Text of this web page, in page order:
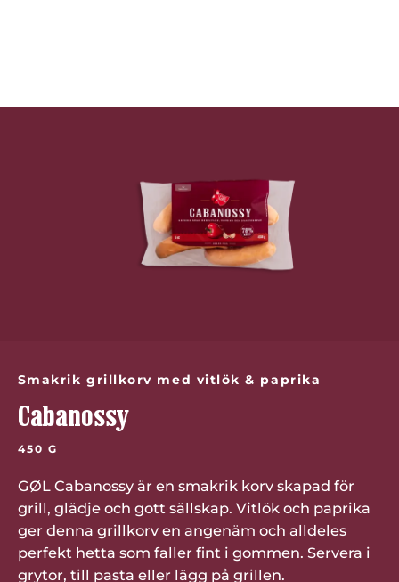
Smakrik grillkorv med vitlök & paprika
Cabanossy
450 G
GØL Cabanossy är en smakrik korv skapad för
grill, glädje och gott sällskap. Vitlök och paprika
ger denna grillkorv en angenäm och alldeles
perfekt hetta som faller fint i gommen. Servera i
grytor, till pasta eller lägg på grillen.